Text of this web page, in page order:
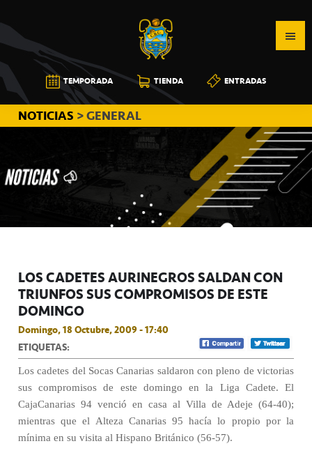
a
la
navegación
principal
al
contenido
principal
a
la
barra
lateral
principal
CB
CANARIAS
TEMPORADA TIENDA ENTRADAS
NOTICIAS > GENERAL
LOS CADETES AURINEGROS SALDAN CON
TRIUNFOS SUS COMPROMISOS DE ESTE
DOMINGO
Domingo, 18 Octubre, 2009 - 17:40
ETIQUETAS:
Los cadetes del Socas Canarias saldaron con pleno de victorias
sus compromisos de este domingo en la Liga Cadete. El
CajaCanarias 94 venció en casa al Villa de Adeje (64-40);
mientras que el Alteza Canarias 95 hacía lo propio por la
mínima en su visita al Hispano Británico (56-57).